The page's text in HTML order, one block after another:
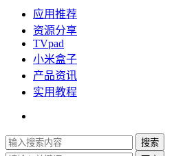
应用推荐
资源分享
TVpad
小米盒子
产品资讯
实用教程